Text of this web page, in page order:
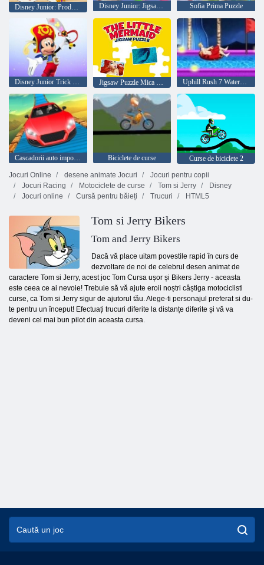
Disney Junior: Jigsaw Puzzle Sofia Prima Puzzle
Disney Junior Trick sau Tricks Jigsaw Puzzle Mica Sirenă Uphill Rush 7 Waterpark
Cascadorii auto imposibile 3d Biciclete de curse
Curse de biciclete 2
Jocuri Online
desene animate Jocuri
Jocuri pentru copii
Jocuri Racing
Motociclete de curse Tom si Jerry
Disney
Jocuri online
Cursă pentru băieți Trucuri HTML5
Tom si Jerry Bikers
Tom and Jerry Bikers
Dacă vă place uitam povestile rapid în curs de
dezvoltare de noi de celebrul desen animat de
caractere Tom si Jerry, acest joc Tom Cursa ușor și Bikers Jerry - aceasta
este ceea ce ai nevoie! Trebuie să vă ajute eroii noștri câștiga motociclisti
curse, ca Tom si Jerry sigur de ajutorul tău. Alege-ti personajul preferat si du-
te pentru un început! Efectuați trucuri diferite la distanțe diferite și vă va
deveni cel mai bun pilot din aceasta cursa.